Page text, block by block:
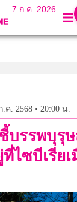
7 ก.ค. 2026
.ค. 2568 • 20:00 น.
บรรพบุรุ
ไซบีเรียเ